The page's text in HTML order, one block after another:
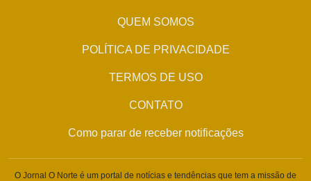
QUEM SOMOS
POLÍTICA DE PRIVACIDADE
TERMOS DE USO
CONTATO
Como parar de receber notificações
O Jornal O Norte é um portal de notícias e tendências que tem a missão de